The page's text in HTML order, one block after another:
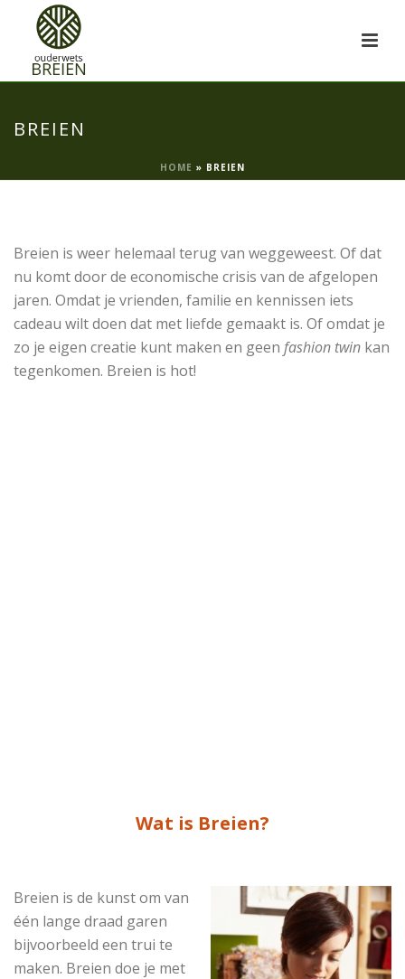
BREIEN
HOME » BREIEN
Breien is weer helemaal terug van weggeweest. Of dat
nu komt door de economische crisis van de afgelopen
jaren. Omdat je vrienden, familie en kennissen iets
cadeau wilt doen dat met liefde gemaakt is. Of omdat je
zo je eigen creatie kunt maken en geen fashion twin kan
tegenkomen. Breien is hot!
Wat is Breien?
Breien is de kunst om van
één lange draad garen
bijvoorbeeld een trui te
maken. Breien doe je met